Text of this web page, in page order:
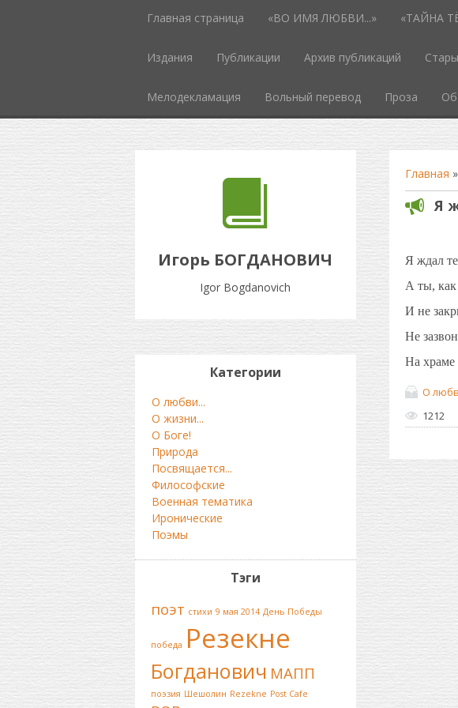
Главная страница «ВО ИМЯ ЛЮБВИ...» «ТАЙНА
Издания Публикации Архив публикаций
Мелодекламация Вольный перевод Проза Об
Игорь БОГДАНОВИЧ
Igor Bogdanovich
Главная »
Я
Я ждал
А ты, как
И не
Не
На храме
О
1212
Категории
О любви...
О жизни...
О Боге!
Природа
Посвящается...
Философские
Военная тематика
Иронические
Поэмы
Тэги
поэт стихи 9 мая 2014 День Победы
победа Резекне
Богданович МАПП
поэзия Шешолин Rezekne Post Cafe